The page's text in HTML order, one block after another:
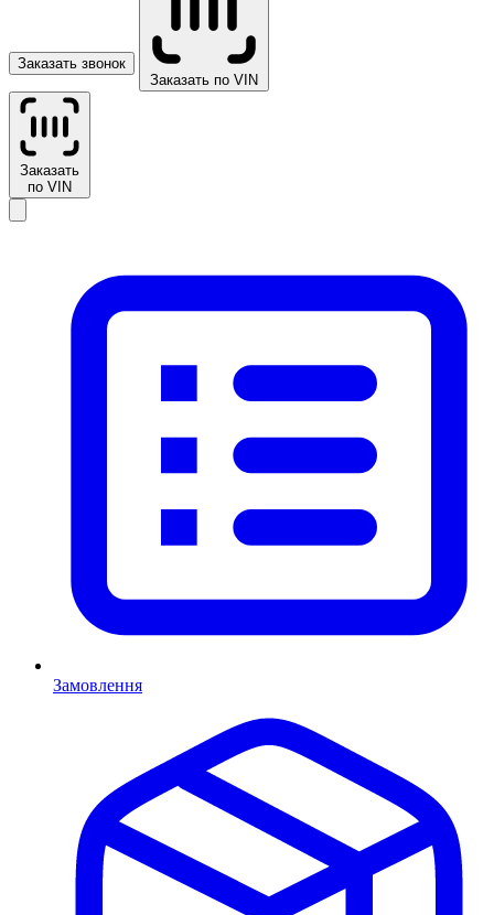
Заказать звонок
Заказать по VIN
Заказать
по VIN
Замовлення